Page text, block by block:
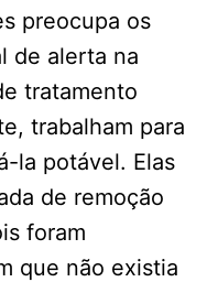
preocupa os
de alerta na
tratamento
trabalham para
la potável. Elas
de remoção
foram
que não existia